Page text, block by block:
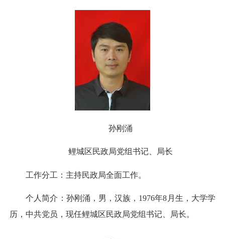
孙刚涌
鲤城区民政局党组书记、局长
工作分工：主持民政局全面工作。
个人简介：孙刚涌，男，汉族，1976年8月生，大学学
历，中共党员，现任鲤城区民政局党组书记、局长。